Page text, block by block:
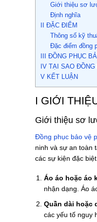
Giới thiệu sơ
Định nghĩa
II ĐẶC ĐIỂM
Thông số kỹ
Đặc điểm đồng
III ĐỒNG PHỤC
IV TẠI SAO
V KẾT LUẬN
I GIỚI
Giới thiệu sơ
Đồng phục bảo vệ
ninh và sự an toàn
các sự kiện đặc
Áo áo hoặc áo
nhận dạng. Áo
Quần dài hoặc
các yếu tố nguy